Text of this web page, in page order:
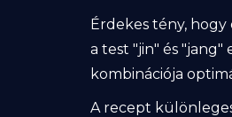
Érdekes tény,
a test "jin" és
kombinációja
A recept